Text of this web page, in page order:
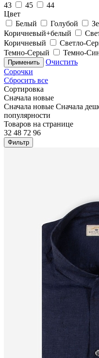
43
45
44
Цвет
Белый
Голубой
Коричневый+белый
Коричневый
Светло-
Темно-Серый
Темно-
Применить
Очистить
Сорочки
Сбросить все
Сортировка
Сначала новые
Сначала новые Сначала
популярности
Товаров на странице
32 48 72 96
Фильтр